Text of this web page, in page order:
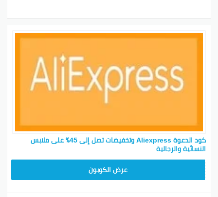
كود الدعوة Aliexpress وتخفيضات تصل إلى 45٪ على ملابس
النسائية والرجالية
عرض الكوبون